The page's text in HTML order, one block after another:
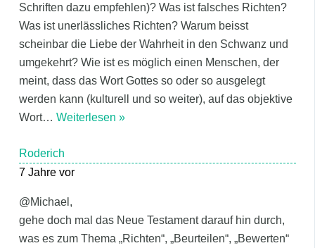
Schriften dazu empfehlen)? Was ist falsches Richten?
Was ist unerlässliches Richten? Warum beisst
scheinbar die Liebe der Wahrheit in den Schwanz und
umgekehrt? Wie ist es möglich einen Menschen, der
meint, dass das Wort Gottes so oder so ausgelegt
werden kann (kulturell und so weiter), auf das objektive
Wort… Weiterlesen »
Roderich
7 Jahre vor
@Michael,
gehe doch mal das Neue Testament darauf hin durch,
was es zum Thema „Richten“, „Beurteilen“, „Bewerten“